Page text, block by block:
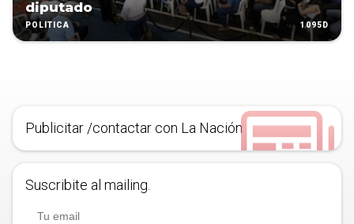
diputado
POLÍTICA 1095D
Publicitar /contactar con La Nación
Suscribite al mailing.